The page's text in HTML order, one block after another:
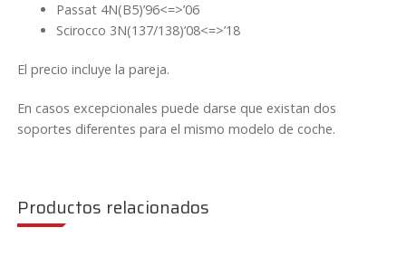
Passat 4N(B5)’96<=>’06
Scirocco 3N(137/138)’08<=>’18
El precio incluye la pareja.
En casos excepcionales puede darse que existan dos
soportes diferentes para el mismo modelo de coche.
Productos relacionados